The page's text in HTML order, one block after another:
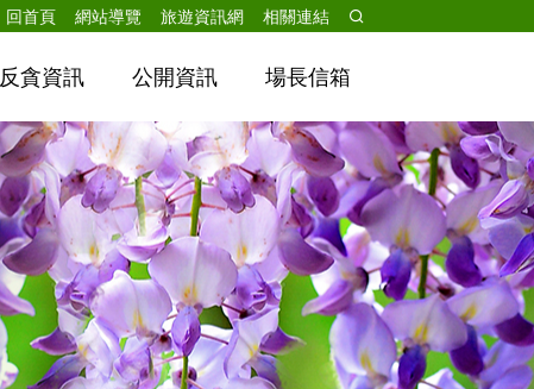
回首頁 網站導覽 旅遊資訊網 相關連結
反貪資訊 公開資訊 場長信箱